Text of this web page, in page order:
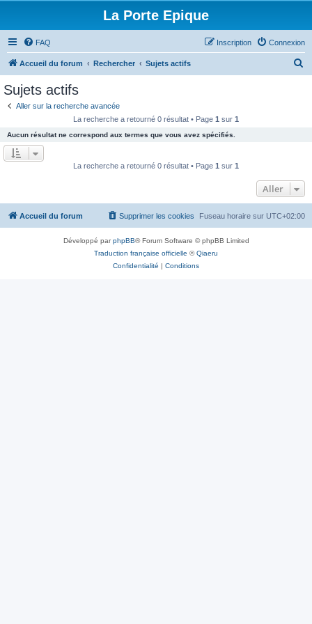
La Porte Epique
FAQ Connexion
Inscription
Accueil du forum Rechercher Sujets actifs
e
r
Sujets actifs
Aller sur la recherche avancée
La recherche a retourné 0 résultat • Page 1 sur 1
Aucun résultat ne correspond aux termes que vous avez spécifiés.
La recherche a retourné 0 résultat • Page 1 sur 1
Aller
Accueil du forum Fuseau horaire sur UTC+02:00
Supprimer les cookies
Développé parphpBB® Forum Software © phpBB Limited
Traduction française officielle ©Qiaeru
Confidentialité | Conditions